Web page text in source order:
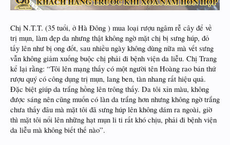
Chị N.T.T. (35 tuổi, ở Hà Đông ) mua loại rượu ngâm rễ cây để về
trị mụn, làm đẹp da nhưng thật không ngờ mặt chị bị sưng húp, đỏ
tấy lên như bị ong đốt, sau nhiều ngày không dùng nữa mà vết sưng
vẫn không giảm xuống buộc chị phải đi bệnh viện da liễu. Chị Trang
kể lại rằng: “Tôi lên mạng thấy có một người tên Hoàng rao bán thứ
rượu quý có công dụng trị mụn, lang ben, tàn nhang rất hiệu quả.
Đặc biệt giúp da trắng hồng lên trông thấy. Da tôi xỉn màu, không
được sáng nên cũng muốn có làn da trắng hơn nhưng không ngờ trắng
chưa thấy đâu mà mặt tôi đã sưng húp lên không dám ra ngoài, giờ
thì mặt tôi nổi lên những hạt mụn li ti rất khó chịu, phải đi bệnh viện
da liễu mà không biết thế nào”.